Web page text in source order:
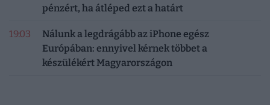
pénzért, ha átléped ezt a határt
19:03
Nálunk a legdrágább az iPhone egész
Európában: ennyivel kérnek többet a
készülékért Magyarországon